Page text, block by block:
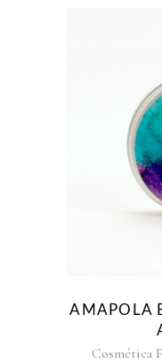
AMAPOLA
Cosmética